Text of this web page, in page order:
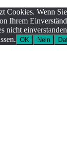
Cookies. Wenn
Ihrem
nicht
OK Nein